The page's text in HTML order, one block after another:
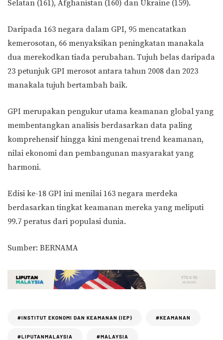
Selatan (161), Afghanistan (160) dan Ukraine (159).
Daripada 163 negara dalam GPI, 95 mencatatkan
kemerosotan, 66 menyaksikan peningkatan manakala
dua merekodkan tiada perubahan. Tujuh belas daripada
23 petunjuk GPI merosot antara tahun 2008 dan 2023
manakala tujuh bertambah baik.
GPI merupakan pengukur utama keamanan global yang
membentangkan analisis berdasarkan data paling
komprehensif hingga kini mengenai trend keamanan,
nilai ekonomi dan pembangunan masyarakat yang
harmoni.
Edisi ke-18 GPI ini menilai 163 negara merdeka
berdasarkan tingkat keamanan mereka yang meliputi
99.7 peratus dari populasi dunia.
Sumber: BERNAMA
#INSTITUT EKONOMI DAN KEAMANAN (IEP) #KEAMANAN
#LIPUTANMALAYSIA #MALAYSIA